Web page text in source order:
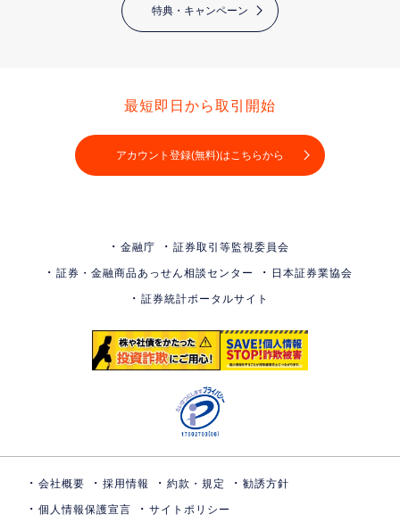
特典・キャンペーン
最短即日から取引開始
アカウント登録(無料)はこちらから
金融庁 証券取引等監視委員会
証券・金融商品あっせん相談センター 日本証券業協会
証券統計ポータルサイト
会社概要 採用情報 約款・規定 勧誘方針
個人情報保護宣言 サイトポリシー